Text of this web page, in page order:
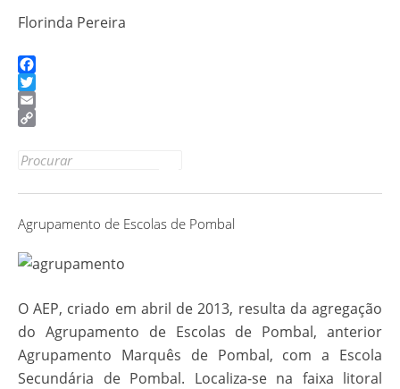
Florinda Pereira
Facebook
Twitter
Email
Link
Search for:
Agrupamento de Escolas de Pombal
O AEP, criado em abril de 2013, resulta da agregação
do Agrupamento de Escolas de Pombal, anterior
Agrupamento Marquês de Pombal, com a Escola
Secundária de Pombal. Localiza-se na faixa litoral